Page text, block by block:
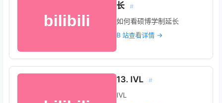
长
#
如何看硕博学制延长
B 站查看详情 →
13. IVL #
IVL